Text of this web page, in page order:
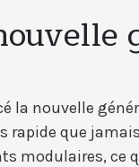
la nouvelle
rapide que
modulaires, ce